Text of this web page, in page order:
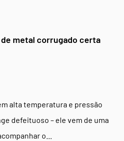
metal corrugado certa
alta temperatura e pressão
defeituoso – ele vem de uma
o...